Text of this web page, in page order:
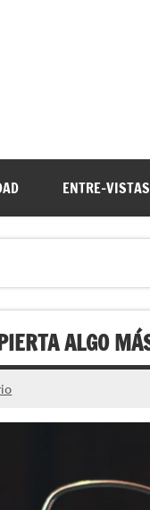
La
ENTRE-VISTAS
ALGO